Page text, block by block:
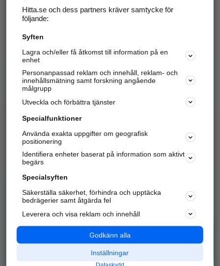
Hitta.se - Gratis nummerupplysning.
Sök företag, personer och platser.
Hitta telefonnummer, adresser, företagsinfo mm.
Marknadsför företaget
Kom igång och annonsera mot
samarbetspartners nära dig.
Alla kategorier
Populära sökningar
API & Kartor
Annonsera
Integritet
Nödnummer
Hitta.se och dess partners kräver samtycke för
följande:
Syften
Lagra och/eller få åtkomst till information på en
enhet
Personanpassad reklam och innehåll, reklam- och
innehållsmätning samt forskning angående
målgrupp
Utveckla och förbättra tjänster
Specialfunktioner
Använda exakta uppgifter om geografisk
positionering
Identifiera enheter baserat på information som aktivt
begärs
Specialsyften
Säkerställa säkerhet, förhindra och upptäcka
bedrägerier samt åtgärda fel
Leverera och visa reklam och innehåll
Godkänn alla
Inställningar
Dataskydd